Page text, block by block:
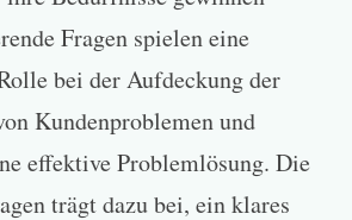
Fragen spielen eine
bei der Aufdeckung der
Kundenproblemen und
effektive Problemlösung. Die
trägt dazu bei, ein klares